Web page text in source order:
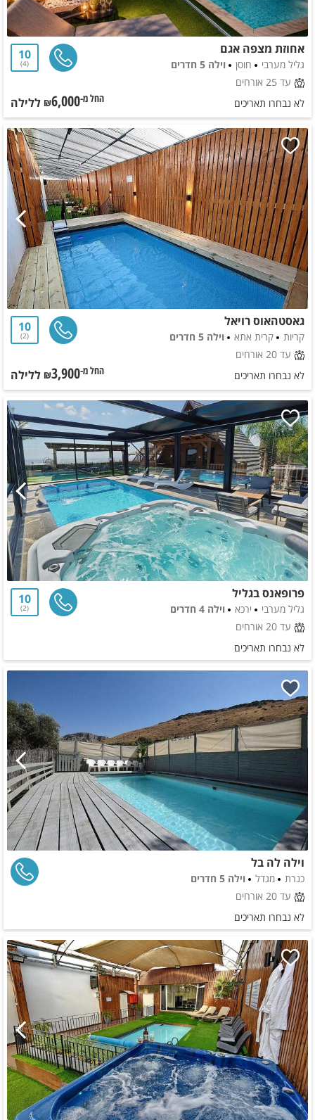
אחוזת מצפה אגם
גליל מערבי חוסן
וילה 5 חדרים
עד 25 אורחים
10
4
לא נבחרו תאריכים החל מ-₪6,000 ללילה
גאסטהאוס רויאל
קריות קרית אתא
וילה 5 חדרים
עד 20 אורחים
10
2
לא נבחרו תאריכים החל מ-₪3,900 ללילה
פרופאנס בגליל
גליל מערבי ירכא
וילה 4 חדרים
עד 20 אורחים
10
2
לא נבחרו תאריכים
וילה לה בל
כנרת מגדל
וילה 5 חדרים
עד 20 אורחים
לא נבחרו תאריכים